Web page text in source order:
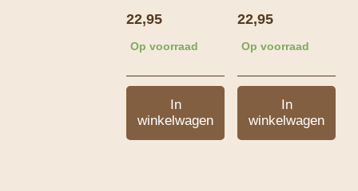
22,95
Op voorraad
In
winkelwagen
22,95
Op voorraad
In
winkelwagen